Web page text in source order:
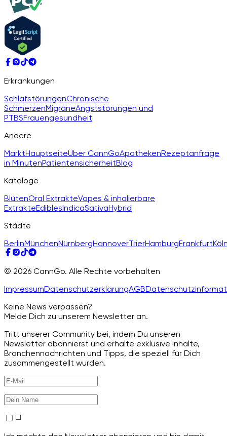
Erkrankungen
SchlafstörungenChronische
SchmerzenMigräneAngststörungen und
PTBSFrauengesundheit
Andere
MarktHauptseiteÜber CannGoApothekenRezeptanfrage
in MinutenPatientensicherheitBlog
Kataloge
BlütenOral ExtrakteVapes & inhalierbare
ExtrakteEdiblesIndicaSativaHybrid
Städte
BerlinMünchenNürnbergHannoverTrierHamburgFrankfurt
© 2026 CannGo. Alle Rechte vorbehalten
ImpressumDatenschutzerklärungAGB
Keine News verpassen?
Melde Dich zu unserem Newsletter an.
Tritt unserer Community bei, indem Du unseren
Newsletter abonnierst und erhalte exklusive Inhalte,
Branchennachrichten und Tipps, die speziell für Dich
zusammengestellt wurden.